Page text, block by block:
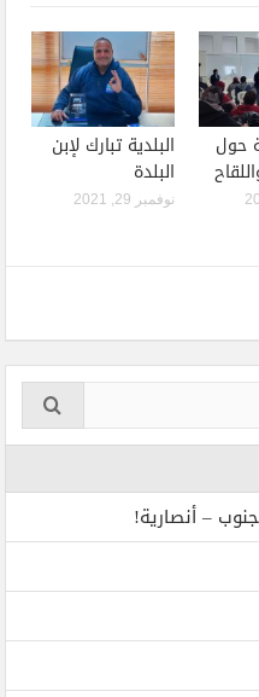
حول
البلدية تبارك لإبن
البلدة
نوفمبر 29, 2021
– أنصارية!